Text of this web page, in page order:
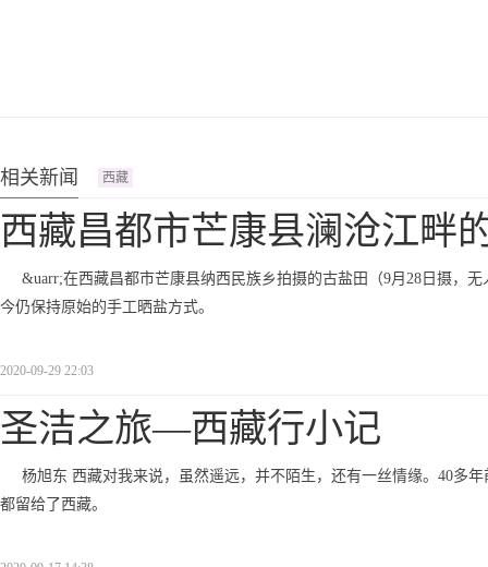
相关新闻 西藏
西藏昌都市芒康县澜沧江畔
&uarr;在西藏昌都市芒康县纳西民族乡拍摄的古盐田（9月28日摄，
今仍保持原始的手工晒盐方式。
2020-09-29 22:03
圣洁之旅—西藏行小记
杨旭东 西藏对我来说，虽然遥远，并不陌生，还有一丝情缘。40多
都留给了西藏。